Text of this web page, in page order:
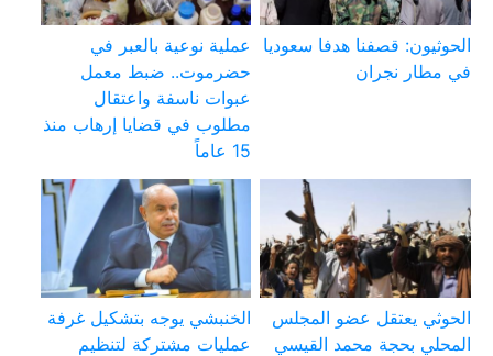
الحوثيون: قصفنا هدفا سعوديا
في مطار نجران
عملية نوعية بالعبر في
حضرموت.. ضبط معمل
عبوات ناسفة واعتقال
مطلوب في قضايا إرهاب منذ
15 عاماً
الحوثي يعتقل عضو المجلس
المحلي بحجة محمد القيسي
الخنبشي يوجه بتشكيل غرفة
عمليات مشتركة لتنظيم